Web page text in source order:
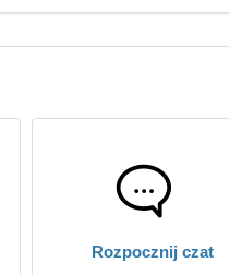
Rozpocznij czat